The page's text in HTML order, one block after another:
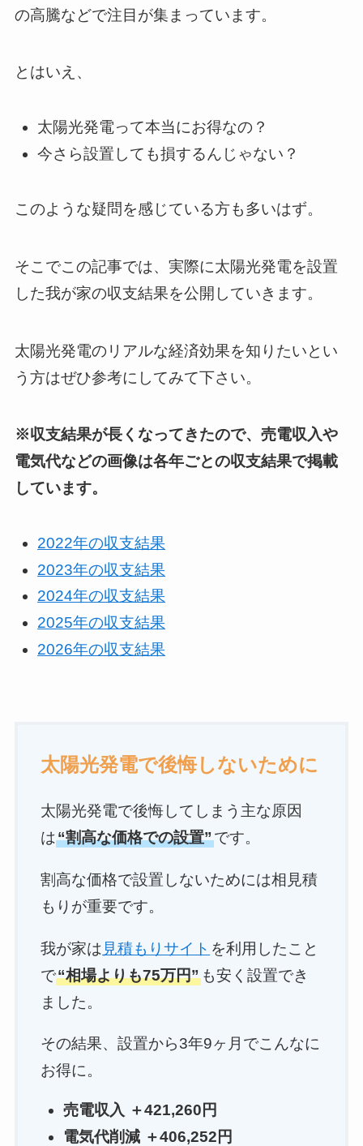
の高騰などで注目が集まっています。
とはいえ、
太陽光発電って本当にお得なの？
今さら設置しても損するんじゃない？
このような疑問を感じている方も多いはず。
そこでこの記事では、実際に太陽光発電を設置
した我が家の収支結果を公開していきます。
太陽光発電のリアルな経済効果を知りたいとい
う方はぜひ参考にしてみて下さい。
※収支結果が長くなってきたので、売電収入や
電気代などの画像は各年ごとの収支結果で掲載
しています。
2022年の収支結果
2023年の収支結果
2024年の収支結果
2025年の収支結果
2026年の収支結果
太陽光発電で後悔しないために
太陽光発電で後悔してしまう主な原因
は“割高な価格での設置”です。
割高な価格で設置しないためには相見積
もりが重要です。
我が家は 見積もりサイト を利用したこと
で“相場よりも75万円” も安く設置でき
ました。
その結果、設置から3年9ヶ月でこんなに
お得に。
売電収入 ＋421,260円
電気代削減 ＋406,252円